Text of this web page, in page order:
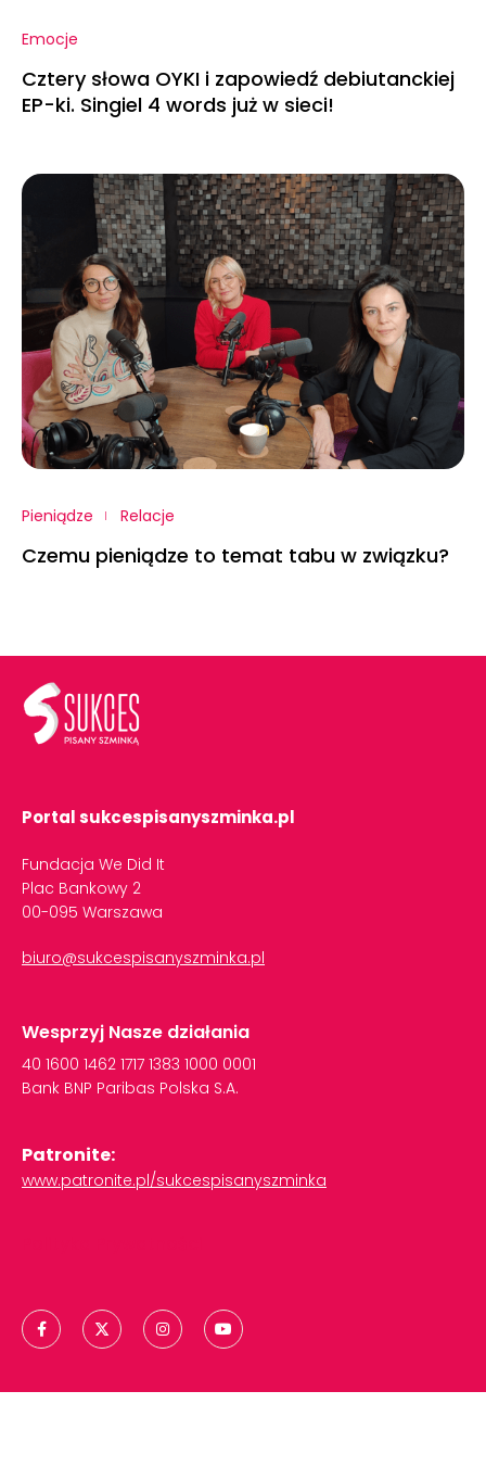
Emocje
Cztery słowa OYKI i zapowiedź debiutanckiej
EP-ki. Singiel 4 words już w sieci!
Pieniądze Relacje
Czemu pieniądze to temat tabu w związku?
Portal sukcespisanyszminka.pl
Fundacja We Did It
Plac Bankowy 2
00-095 Warszawa
biuro@sukcespisanyszminka.pl
Wesprzyj Nasze działania
40 1600 1462 1717 1383 1000 0001
Bank BNP Paribas Polska S.A.
Patronite:
www.patronite.pl/sukcespisanyszminka